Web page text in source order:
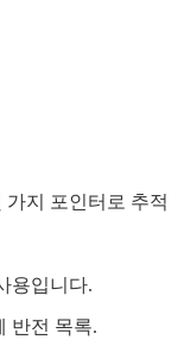
지 포인터로 추적
용입니다.
반전 목록.